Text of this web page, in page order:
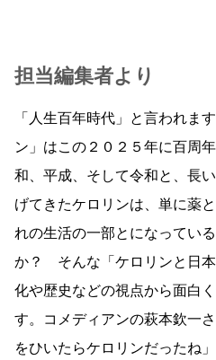
担当編集者より
「人生百年時代」と言われま
ン」はこの２０２５年に百周
和、平成、そして令和と、長
げてきたケロリンは、単に薬
れの生活の一部とになってい
か？ そんな「ケロリンと日
化や歴史などの視点から面白
す。コメディアンの萩本欽一
をひいたらケロリンだったね